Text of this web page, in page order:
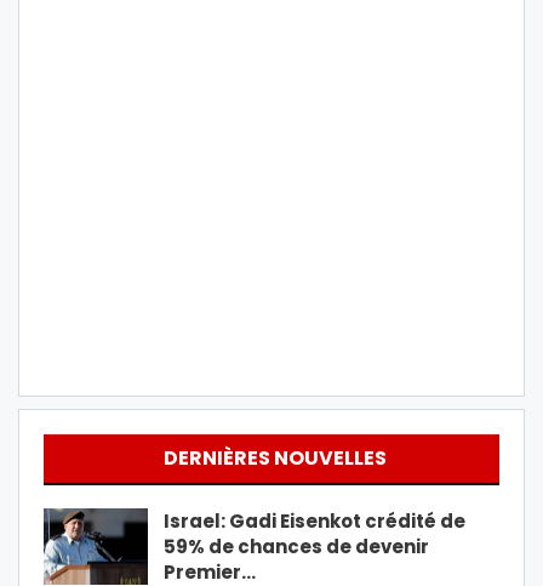
DERNIÈRES NOUVELLES
Israel: Gadi Eisenkot crédité de
59% de chances de devenir
Premier…